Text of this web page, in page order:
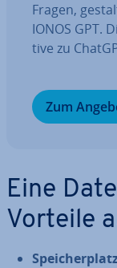
Fragen,
IONOS GPT.
ti­ve zu
Zum
Eine
Vorteile